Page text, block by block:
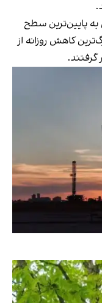
پایین‌ترین سطح
کاهش روزانه از
گرفتند.